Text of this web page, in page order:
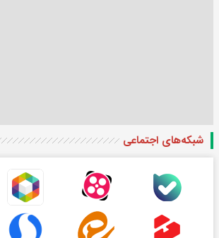
شبکه‌های اجتماعی